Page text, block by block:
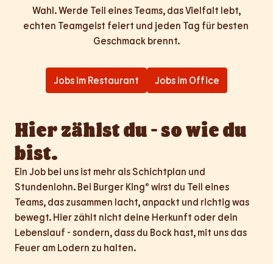
Wahl. Werde Teil eines Teams, das Vielfalt lebt,
echten Teamgeist feiert und jeden Tag für besten
Geschmack brennt.
Jobs im Restaurant Jobs im Office
Hier zählst du - so wie du
bist.
Ein Job bei uns ist mehr als Schichtplan und
Stundenlohn. Bei Burger King® wirst du Teil eines
Teams, das zusammen lacht, anpackt und richtig was
bewegt. Hier zählt nicht deine Herkunft oder dein
Lebenslauf - sondern, dass du Bock hast, mit uns das
Feuer am Lodern zu halten.